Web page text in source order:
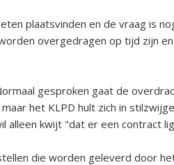
plaatsvinden en de vraag is
overgedragen op tijd zijn
gesproken gaat de
het KLPD hult zich in
alleen kwijt "dat er een contract
die worden geleverd door